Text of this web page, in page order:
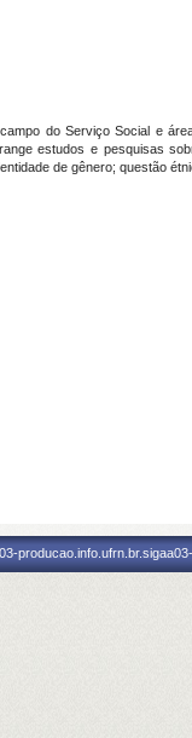
do Serviço Social e
estudos e pesquisas
de gênero; questão